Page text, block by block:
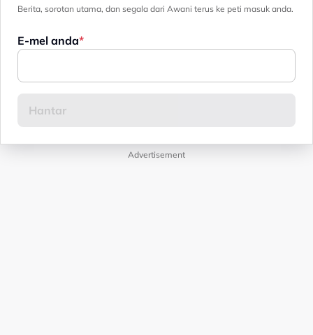
Berita, sorotan utama, dan segala dari Awani terus ke peti masuk anda.
E-mel anda
Advertisement